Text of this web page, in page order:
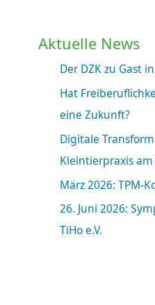
Aktuelle News
Der DZK zu Gast
Hat
eine Zukunft?
Digitale
Kleintierpraxis am
März 2026: TPM-
26. Juni 2026:
TiHo e.V.